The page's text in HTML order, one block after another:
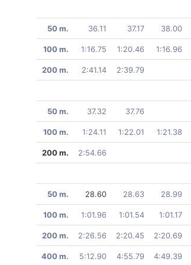
50 m. 36.11 37.17 38.00
100 m. 1:16.75 1:20.46 1:16.96
200 m. 2:41.14 2:39.79
50 m. 37.32 37.76
100 m. 1:24.11 1:22.01 1:21.38
200 m. 2:54.66
50 m. 28.60 28.63 28.99
100 m. 1:01.96 1:01.54 1:01.17
200 m. 2:26.56 2:20.45 2:20.69
400 m. 5:12.90 4:55.79 4:49.39